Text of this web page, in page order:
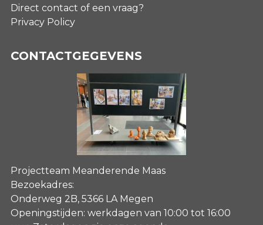
Direct contact of een vraag?
Privacy Policy
CONTACTGEGEVENS
Projectteam Meanderende Maas
Bezoekadres:
Onderweg 2B, 5366 LA Megen
Openingstijden: werkdagen van 10:00 tot 16:00